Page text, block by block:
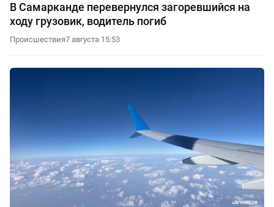
В Самарканде перевернулся загоревшийся на
ходу грузовик, водитель погиб
Происшествия7 августа 15:53